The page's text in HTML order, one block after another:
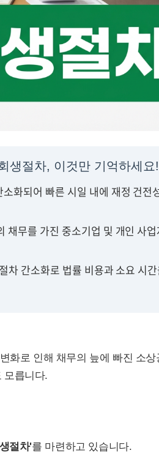
생절차, 이것만 기억하세요!
화되어 빠른 시일 내에 재정 건전
채무를 가진 중소기업 및 개인 사
차 간소화로 법률 비용과 소요 시
화로 인해 채무의 늪에 빠진 소상
모릅니다.
절차'를 마련하고 있습니다.